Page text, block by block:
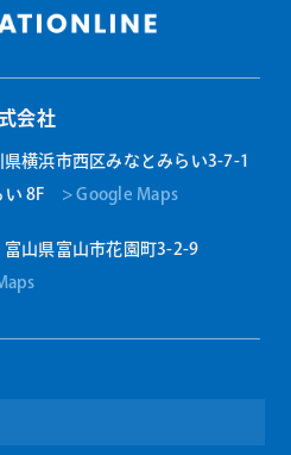
会社
浜市西区みなとみらい3-7-1
い 8F > Google Maps
山県富山市花園町3-2-9